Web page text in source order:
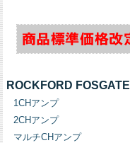
ROCKFORD FOSGATE
1CHアンプ
2CHアンプ
マルチCHアンプ